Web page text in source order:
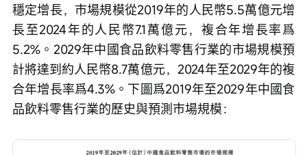
穩定增長，市場規模從2019年的人民幣5.5萬億元增
長至2024年的人民幣7.1萬億元，複合年增長率爲
5.2%。2029年中國食品飲料零售行業的市場規模預
計將達到約人民幣8.7萬億元，2024年至2029年的複
合年增長率爲4.3%。下圖爲2019年至2029年中國食
品飲料零售行業的歷史與預測市場規模：